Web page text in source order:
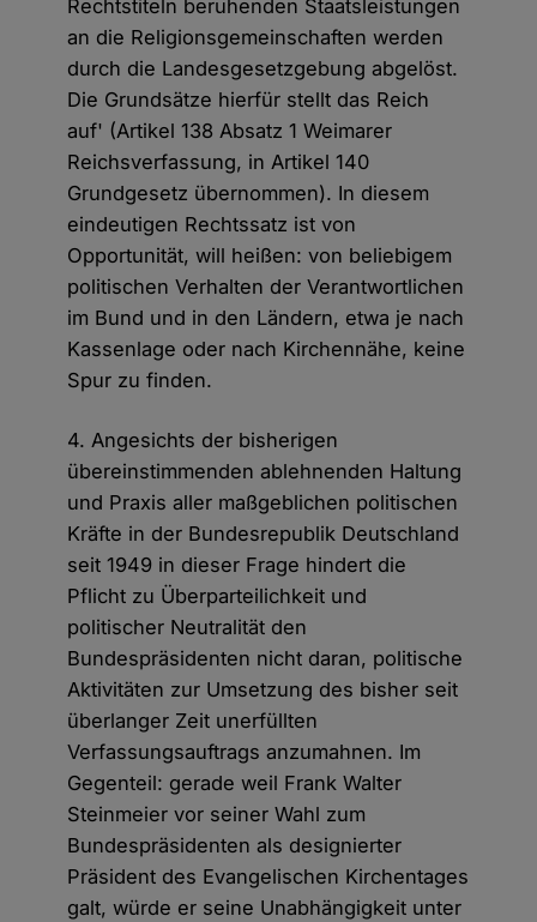
Rechtstiteln beruhenden Staatsleistungen
an die Religionsgemeinschaften werden
durch die Landesgesetzgebung abgelöst.
Die Grundsätze hierfür stellt das Reich
auf' (Artikel 138 Absatz 1 Weimarer
Reichsverfassung, in Artikel 140
Grundgesetz übernommen). In diesem
eindeutigen Rechtssatz ist von
Opportunität, will heißen: von beliebigem
politischen Verhalten der Verantwortlichen
im Bund und in den Ländern, etwa je nach
Kassenlage oder nach Kirchennähe, keine
Spur zu finden.
4. Angesichts der bisherigen
übereinstimmenden ablehnenden Haltung
und Praxis aller maßgeblichen politischen
Kräfte in der Bundesrepublik Deutschland
seit 1949 in dieser Frage hindert die
Pflicht zu Überparteilichkeit und
politischer Neutralität den
Bundespräsidenten nicht daran, politische
Aktivitäten zur Umsetzung des bisher seit
überlanger Zeit unerfüllten
Verfassungsauftrags anzumahnen. Im
Gegenteil: gerade weil Frank Walter
Steinmeier vor seiner Wahl zum
Bundespräsidenten als designierter
Präsident des Evangelischen Kirchentages
galt, würde er seine Unabhängigkeit unter